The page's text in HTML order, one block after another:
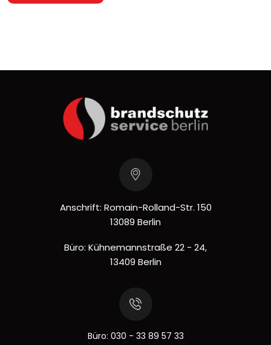
Anschrift: Romain-Rolland-Str. 150
13089 Berlin
Büro: Kühnemannstraße 22 - 24,
13409 Berlin
Büro: 030 - 33 89 57 33